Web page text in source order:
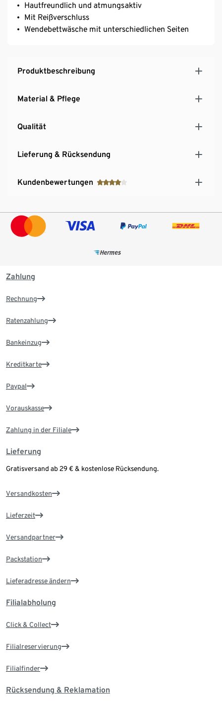
Hautfreundlich und atmungsaktiv
Mit Reißverschluss
Wendebettwäsche mit unterschiedlichen Seiten
Produktbeschreibung
Material & Pflege
Qualität
Lieferung & Rücksendung
Kundenbewertungen
Zahlung
Rechnung
Ratenzahlung
Bankeinzug
Kreditkarte
Paypal
Vorauskasse
Zahlung in der Filiale
Lieferung
Gratisversand ab 29 € & kostenlose Rücksendung.
Versandkosten
Lieferzeit
Versandpartner
Packstation
Lieferadresse ändern
Filialabholung
Click & Collect
Filialreservierung
Filialfinder
Rücksendung & Reklamation